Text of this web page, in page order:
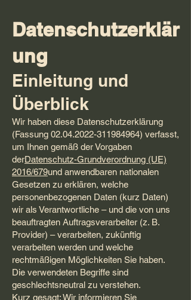
Datenschutzerklär
ung
Einleitung und
Überblick
Wir haben diese Datenschutzerklärung
(Fassung 02.04.2022-311984964) verfasst,
um Ihnen gemäß der Vorgaben
derDatenschutz-Grundverordnung (UE)
2016/679und anwendbaren nationalen
Gesetzen zu erklären, welche
personenbezogenen Daten (kurz Daten)
wir als Verantwortliche – und die von uns
beauftragten Auftragsverarbeiter (z. B.
Provider) – verarbeiten, zukünftig
verarbeiten werden und welche
rechtmäßigen Möglichkeiten Sie haben.
Die verwendeten Begriffe sind
geschlechtsneutral zu verstehen.
Kurz gesagt: Wir informieren Sie